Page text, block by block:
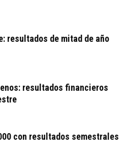
resultados de mitad de año
resultados financieros
con resultados semestrales